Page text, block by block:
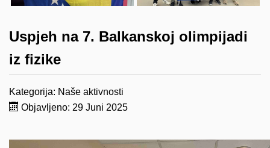
Uspjeh na 7. Balkanskoj olimpijadi
iz fizike
Kategorija: Naše aktivnosti
Objavljeno: 29 Juni 2025